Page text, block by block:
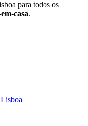
para todos os
casa.